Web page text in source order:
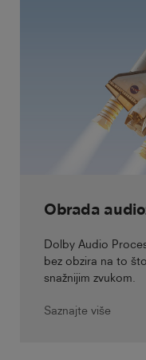
Obrada
Dolby Audio
bez obzira na to
snažnijim zvukom.
Saznajte više